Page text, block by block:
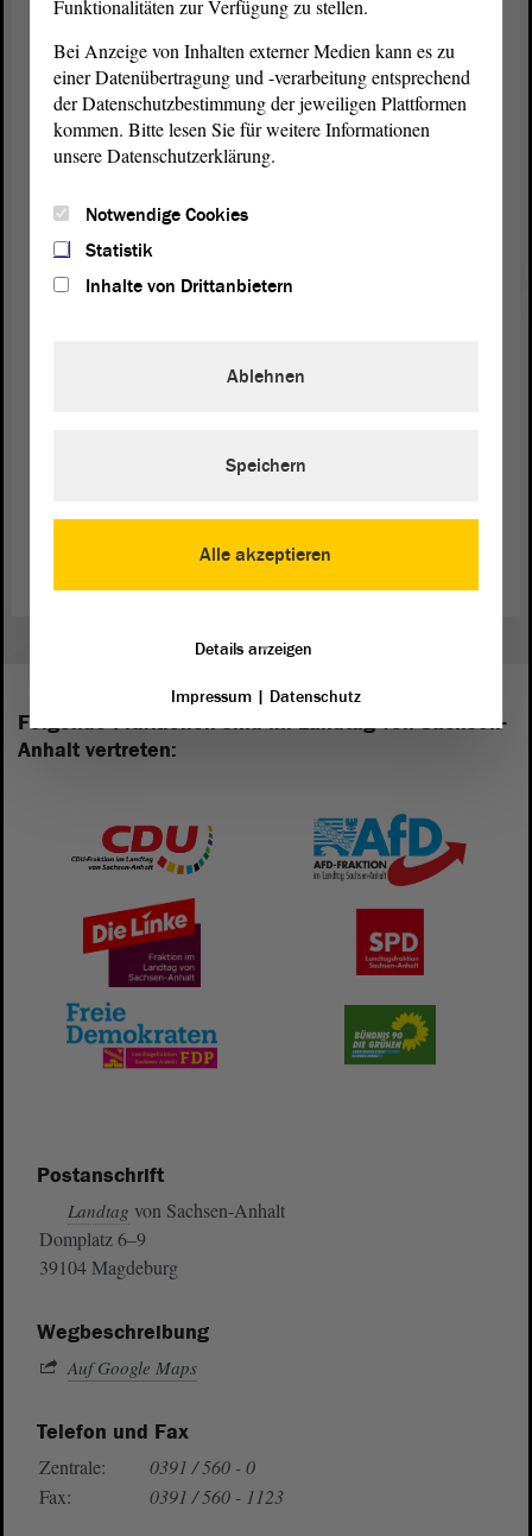
und den aktuellen Bedingungen angepasst. Das
frage ich mich: Wo bleibt denn nun der vehemente
Einsatz der Koalitionsfraktionen für die Interessen
der Menschen?
gezeigt!)
Die vorliegende
auf keinen Fall wider und wir lehnen diese daher
(Beifall bei der LINKEN)
Zurück zur Landtagssitzung
Folgende Fraktionen sind im Landtag von Sachsen-
Anhalt vertreten:
Postanschrift
Landtag von Sachsen-Anhalt
Domplatz 6–9
39104 Magdeburg
Wegbeschreibung
Auf Google Maps
Telefon und Fax
Zentrale:
0391 / 560 - 0
Fax:
0391 / 560 - 1123
Funktionalitäten zur Verfügung zu stellen.
Bei Anzeige von Inhalten externer Medien kann es zu
einer Datenübertragung und -verarbeitung entsprechend
der Datenschutzbestimmung der jeweiligen Plattformen
kommen. Bitte lesen Sie für weitere Informationen
unsere Datenschutzerklärung.
Notwendige Cookies
Statistik
Inhalte von Drittanbietern
Alle akzeptieren
Ablehnen
Speichern
Details anzeigen
Impressum| Datenschutz